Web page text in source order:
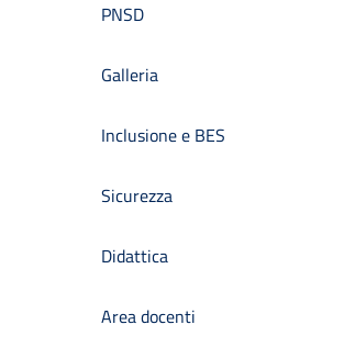
PNSD
Galleria
Inclusione e BES
Sicurezza
Didattica
Area docenti